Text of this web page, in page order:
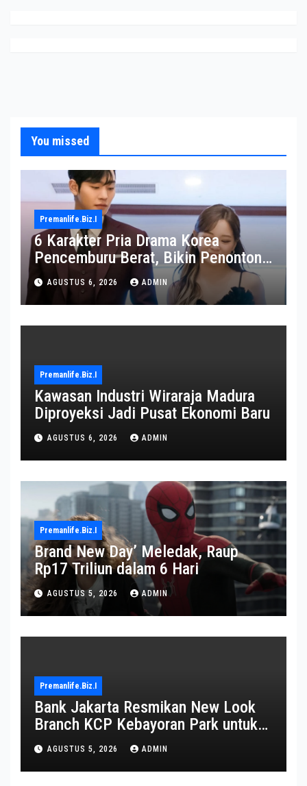
You missed
Premanlife.biz.i
6 Karakter Pria Drama Korea
Pencemburu Berat, Bikin Penonton
Gemas
AGUSTUS 6, 2026 ADMIN
Premanlife.biz.i
Kawasan Industri Wiraraja Madura
Diproyeksi Jadi Pusat Ekonomi Baru
AGUSTUS 6, 2026 ADMIN
Premanlife.biz.i
Brand New Day’ Meledak, Raup
Rp17 Triliun dalam 6 Hari
AGUSTUS 5, 2026 ADMIN
Premanlife.biz.i
Bank Jakarta Resmikan New Look
Branch KCP Kebayoran Park untuk
Transformasi Layanan
AGUSTUS 5, 2026 ADMIN